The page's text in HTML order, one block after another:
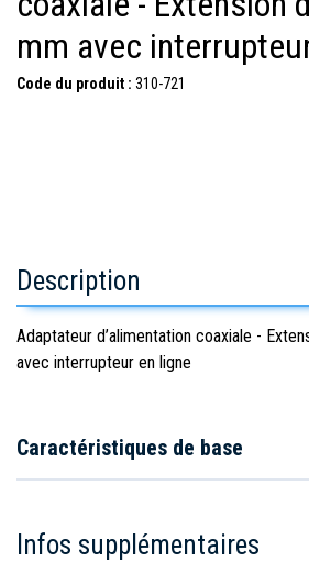
mm avec
Code du produit : 310-721
Description
Adaptateur d’alimentation coaxiale -
avec interrupteur en ligne
Caractéristiques de base
Infos supplémentaires